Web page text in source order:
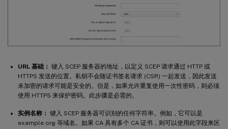
URL 基础： 键入 SCEP 服务器的地址，以定义 SCEP 请求通过 HTTP 或
HTTPS 发送的位置。私钥不会随证书签名请求 (CSR) 一起发送，因此发送
未加密的请求可能是安全的。但是，如果允许重复使用一次性密码，则必须
使用 HTTPS 来保护密码。此步骤是必需的。
实例名称： 键入 SCEP 服务器可识别的任何字符串。例如，它可以是
example.org 等域名。如果 CA 具有多个 CA 证书，则可以使用此字段来区